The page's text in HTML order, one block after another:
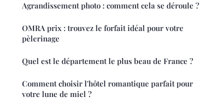
Agrandissement photo : comment cela se déroule ?
OMRA prix : trouvez le forfait idéal pour votre
pèlerinage
Quel est le département le plus beau de France ?
Comment choisir l'hôtel romantique parfait pour
votre lune de miel ?